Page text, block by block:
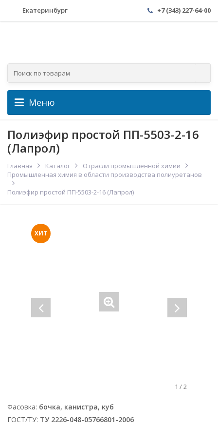
Екатеринбург +7 (343) 227-64-00
Меню
Полиэфир простой ПП-5503-2-16
(Лапрол)
Главная Каталог
Отрасли промышленной химии
Промышленная химия в области производства полиуретанов
Полиэфир простой ПП-5503-2-16 (Лапрол)
ХИТ
1 /2
Фасовка: бочка, канистра, куб
ГОСТ/ТУ: ТУ 2226-048-05766801-2006